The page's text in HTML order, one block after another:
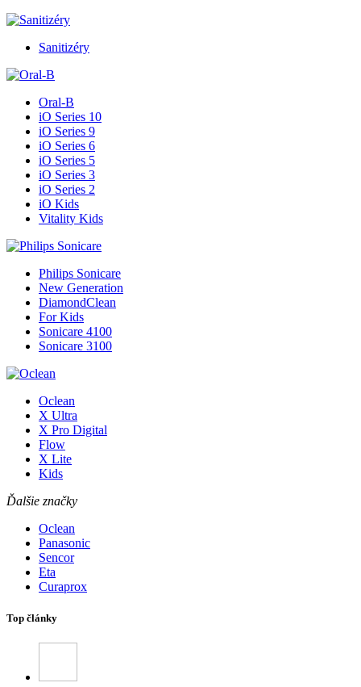
Sanitizéry
Oral-B
iO Series 10
iO Series 9
iO Series 6
iO Series 5
iO Series 3
iO Series 2
iO Kids
Vitality Kids
Philips Sonicare
New Generation
DiamondClean
For Kids
Sonicare 4100
Sonicare 3100
Oclean
X Ultra
X Pro Digital
Flow
X Lite
Kids
Ďalšie značky
Oclean
Panasonic
Sencor
Eta
Curaprox
Top články